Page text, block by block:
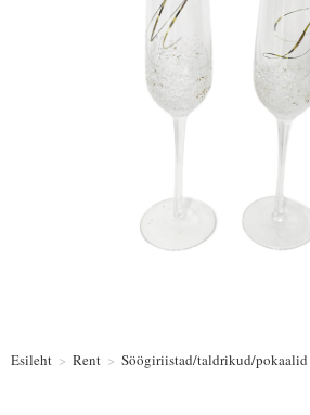
Esileht > Rent > Söögiriistad/taldrikud/pokaalid